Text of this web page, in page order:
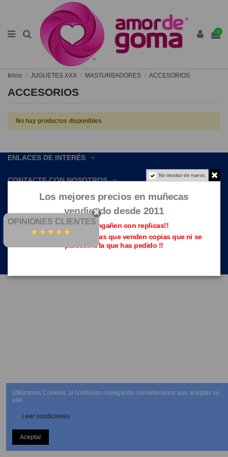
0
Inicio JUGUETES XXX MASTURBADORES ACCESORIOS
ACCESORIOS
No hay productos disponibles
ENLACES DE INTERÉS
CONTACTE CON NOSOTROS
OPINIONES CLIENTES
No mostrar de nuevo.
Los mejores precios en muñecas
vendiendo desde 2011
Que no te engañen con replicas!!
Evita las páginas piratas que venden copias que ni se
parecen a la que has pedido !!
Utilizamos Cookies, si continúas navegando consideramos que aceptas su
uso.
Leer condiciones
Aceptar